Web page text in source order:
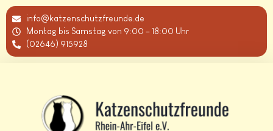
info@katzenschutzfreunde.de
Montag bis Samstag von 9:00 – 18:00 Uhr
(02646) 915928